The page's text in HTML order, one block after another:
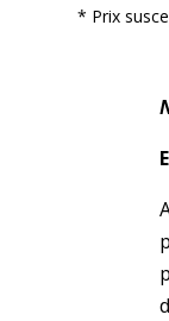
* Prix